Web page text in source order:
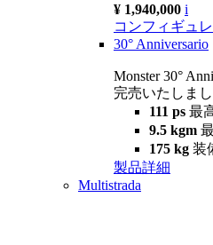
¥ 1,940,000 i
コンフィギュ
30° Anniversario
Monster 30°
完売いたしま
111 ps 最
9.5 kgm
175 kg 装
製品詳細
Multistrada